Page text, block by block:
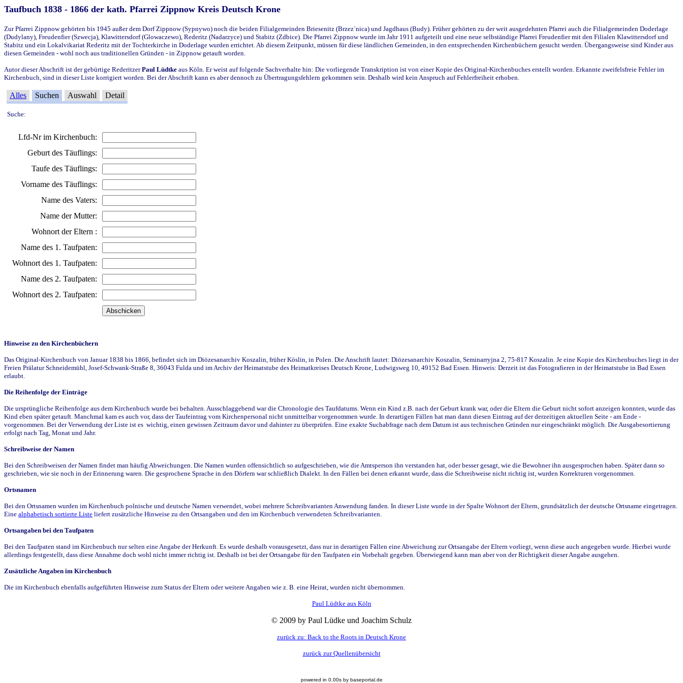
Taufbuch 1838 - 1866 der kath. Pfarrei Zippnow Kreis Deutsch Krone
Zur Pfarrei Zippnow gehörten bis 1945 außer dem Dorf Zippnow (Sypnywo) noch die beiden Filialgemeinden Briesenitz (Brzez`nica) und Jagdhaus (Budy). Früher gehörten zu der weit ausgedehnten Pfarrei auch die Filialgemeinden Doderlage
(Dudylany), Freudenfier (Szwecja), Klawittersdorf (Glowaczewo), Rederitz (Nadarzyce) und Stabitz (Zdbice). Die Pfarrei Zippnow wurde im Jahr 1911 aufgeteilt und eine neue selbständige Pfarrei Freudenfier mit den Filialen Klawittersdorf und
Stabitz und ein Lokalvikariat Rederitz mit der Tochterkirche in Doderlage wurden errichtet. Ab diesem Zeitpunkt, müssen für diese ländlichen Gemeinden, in den entsprechenden Kirchenbüchern gesucht werden. Übergangsweise sind Kinder aus
diesen Gemeinden - wohl noch aus traditionellen Gründen - in Zippnow getauft worden.
Autor dieser Abschrift ist der gebürtige RederitzerPaul Lüdtke aus Köln. Er weist auf folgende Sachverhalte hin: Die vorliegende Transkription ist von einer Kopie des Original-Kirchenbuches erstellt worden. Erkannte zweifelsfreie Fehler im
Kirchenbuch, sind in dieser Liste korrigiert worden. Bei der Abschrift kann es aber dennoch zu Übertragungsfehlern gekommen sein. Deshalb wird kein Anspruch auf Fehlerfreiheit erhoben.
Alles Suchen Auswahl Detail
Suche:
Lfd-Nr im Kirchenbuch:
Geburt des Täuflings:
Taufe des Täuflings:
Vorname des Täuflings:
Name des Vaters:
Name der Mutter:
Wohnort der Eltern :
Name des 1. Taufpaten:
Wohnort des 1. Taufpaten:
Name des 2. Taufpaten:
Wohnort des 2. Taufpaten:
Hinweise zu den Kirchenbüchern
Das Original-Kirchenbuch von Januar 1838 bis 1866, befindet sich im Diözesanarchiv Koszalin, früher Köslin, in Polen. Die Anschrift lautet: Diözesanarchiv Koszalin, Seminarryjna 2, 75-817 Koszalin. Je eine Kopie des Kirchenbuches liegt in der
Freien Prälatur Schneidemühl, Josef-Schwank-Straße 8, 36043 Fulda und im Archiv der Heimatstube des Heimatkreises Deutsch Krone, Ludwigsweg 10, 49152 Bad Essen. Hinweis: Derzeit ist das Fotografieren in der Heimatstube in Bad Essen
erlaubt.
Die Reihenfolge der Einträge
Die ursprüngliche Reihenfolge aus dem Kirchenbuch wurde bei behalten. Ausschlaggebend war die Chronologie des Taufdatums. Wenn ein Kind z.B. nach der Geburt krank war, oder die Eltern die Geburt nicht sofort anzeigen konnten, wurde das
Kind eben später getauft. Manchmal kam es auch vor, dass der Taufeintrag vom Kirchenpersonal nicht unmittelbar vorgenommen wurde. In derartigen Fällen hat man dann diesen Eintrag auf der derzeitigen aktuellen Seite - am Ende -
vorgenommen. Bei der Verwendung der Liste ist es wichtig, einen gewissen Zeitraum davor und dahinter zu überprüfen. Eine exakte Suchabfrage nach dem Datum ist aus technischen Gründen nur eingeschränkt möglich. Die Ausgabesortierung
erfolgt nach Tag, Monat und Jahr.
Schreibweise der Namen
Bei den Schreibweisen der Namen findet man häufig Abweichungen. Die Namen wurden offensichtlich so aufgeschrieben, wie die Amtsperson ihn verstanden hat, oder besser gesagt, wie die Bewohner ihn ausgesprochen haben. Später dann so
geschrieben, wie sie noch in der Erinnerung waren. Die gesprochene Sprache in den Dörfern war schließlich Dialekt. In den Fällen bei denen erkannt wurde, dass die Schreibweise nicht richtig ist, wurden Korrekturen vorgenommen.
Ortsnamen
Bei den Ortsnamen wurden im Kirchenbuch polnische und deutsche Namen verwendet, wobei mehrere Schreibvarianten Anwendung fanden. In dieser Liste wurde in der Spalte Wohnort der Eltern, grundsätzlich der deutsche Ortsname eingetragen.
Eine alphabetisch sortierte Liste liefert zusätzliche Hinweise zu den Ortsangaben und den im Kirchenbuch verwendeten Schreibvarianten.
Ortsangaben bei den Taufpaten
Bei den Taufpaten stand im Kirchenbuch nur selten eine Angabe der Herkunft. Es wurde deshalb vorausgesetzt, dass nur in derartigen Fällen eine Abweichung zur Ortsangabe der Eltern vorliegt, wenn diese auch angegeben wurde. Hierbei wurde
allerdings festgestellt, dass diese Annahme doch wohl nicht immer richtig ist. Deshalb ist bei der Ortsangabe für den Taufpaten ein Vorbehalt gegeben. Überwiegend kann man aber von der Richtigkeit dieser Angabe ausgehen.
Zusätzliche Angaben im Kirchenbuch
Die im Kirchenbuch ebenfalls aufgeführten Hinweise zum Status der Eltern oder weitere Angaben wie z. B. eine Heirat, wurden nicht übernommen.
Paul Lüdtke aus Köln
© 2009 by Paul Lüdke und Joachim Schulz
zurück zu: Back to the Roots in Deutsch Krone
zurück zur Quellenübersicht
powered in 0.00s by baseportal.de